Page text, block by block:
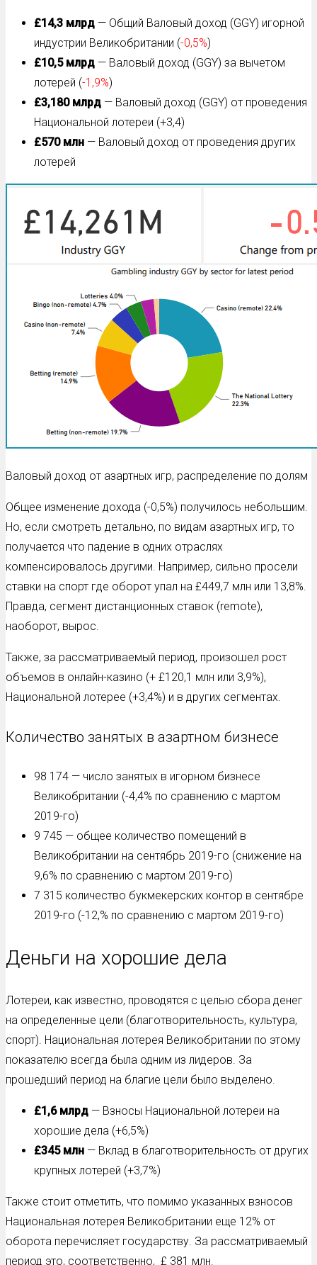
£14,3 млрд — Общий Валовый доход (GGY) игорной
индустрии Великобритании (-0,5%)
£10,5 млрд — Валовый доход (GGY) за вычетом
лотерей (-1,9%)
£3,180 млрд — Валовый доход (GGY) от проведения
Национальной лотереи (+3,4)
£570 млн — Валовый доход от проведения других
лотерей
Валовый доход от азартных игр, распределение по долям
Общее изменение дохода (-0,5%) получилось небольшим.
Но, если смотреть детально, по видам азартных игр, то
получается что падение в одних отраслях
компенсировалось другими. Например, сильно просели
ставки на спорт где оборот упал на £449,7 млн или 13,8%.
Правда, сегмент дистанционных ставок (remote),
наоборот, вырос.
Также, за рассматриваемый период, произошел рост
объемов в онлайн-казино (+ £120,1 млн или 3,9%),
Национальной лотерее (+3,4%) и в других сегментах.
Количество занятых в азартном бизнесе
98 174 — число занятых в игорном бизнесе
Великобритании (-4,4% по сравнению с мартом
2019-го)
9 745 — общее количество помещений в
Великобритании на сентябрь 2019-го (снижение на
9,6% по сравнению с мартом 2019-го)
7 315 количество букмекерских контор в сентябре
2019-го (-12,% по сравнению с мартом 2019-го)
Деньги на хорошие дела
Лотереи, как известно, проводятся с целью сбора денег
на определенные цели (благотворительность, культура,
спорт). Национальная лотерея Великобритании по этому
показателю всегда была одним из лидеров. За
прошедший период на благие цели было выделено.
£1,6 млрд — Взносы Национальной лотереи на
хорошие дела (+6,5%)
£345 млн — Вклад в благотворительность от других
крупных лотерей (+3,7%)
Также стоит отметить, что помимо указанных взносов
Национальная лотерея Великобритании еще 12% от
оборота перечисляет государству. За рассматриваемый
период это, соответственно, £ 381 млн.